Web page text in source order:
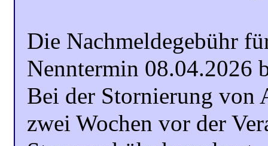
Die Nachmeldegebühr
Nenntermin 08.04.2026
Bei der Stornierung von
zwei Wochen vor der